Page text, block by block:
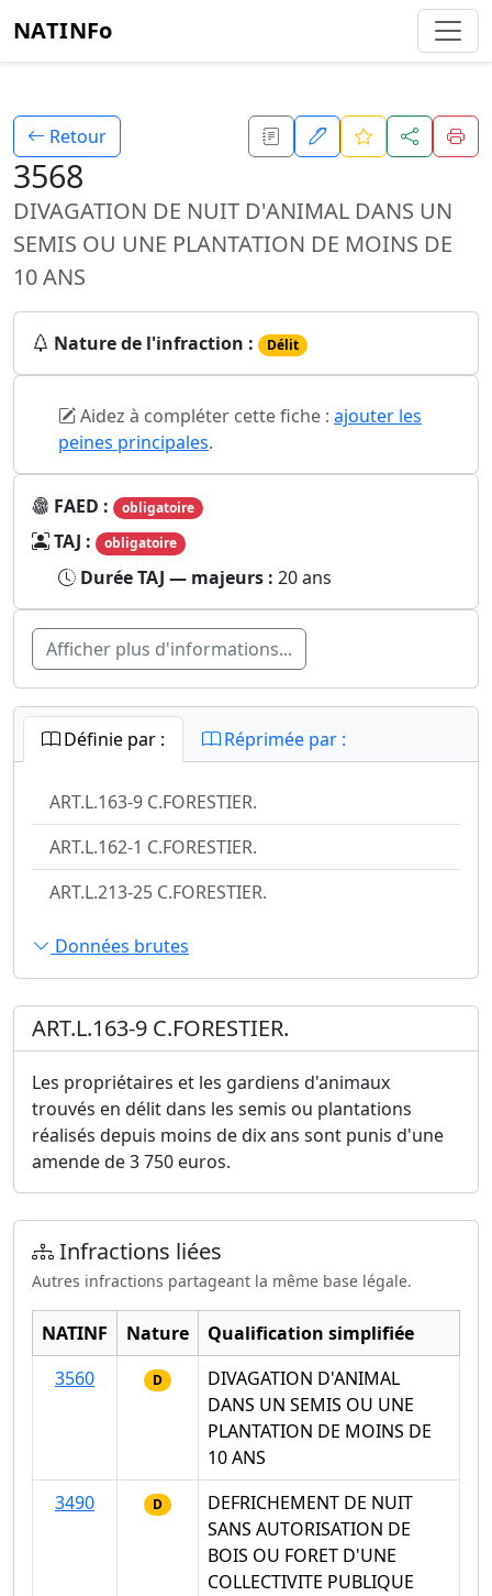
NATINFo
Retour
3568
DIVAGATION DE NUIT D'ANIMAL DANS UN
SEMIS OU UNE PLANTATION DE MOINS DE
10 ANS
Nature de l'infraction : Délit
Aidez à compléter cette fiche : ajouter les
peines principales.
FAED : obligatoire
TAJ : obligatoire
Durée TAJ — majeurs : 20 ans
Afficher plus d'informations...
Définie par : Réprimée par :
ART.L.163-9 C.FORESTIER.
ART.L.162-1 C.FORESTIER.
ART.L.213-25 C.FORESTIER.
Données brutes
ART.L.163-9 C.FORESTIER.
Les propriétaires et les gardiens d'animaux
trouvés en délit dans les semis ou plantations
réalisés depuis moins de dix ans sont punis d'une
amende de 3 750 euros.
Infractions liées
Autres infractions partageant la même base légale.
NATINF Nature
Qualification simplifiée
3560
D
DIVAGATION D'ANIMAL
DANS UN SEMIS OU UNE
PLANTATION DE MOINS DE
10 ANS
3490
D
DEFRICHEMENT DE NUIT
SANS AUTORISATION DE
BOIS OU FORET D'UNE
COLLECTIVITE PUBLIQUE